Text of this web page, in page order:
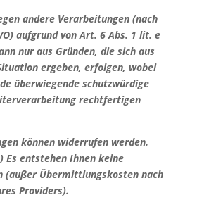
andere Verarbeitungen (nach
aufgrund von Art. 6 Abs. 1 lit. e
nur aus Gründen, die sich aus
ergeben, erfolgen, wobei
überwiegende schutzwürdige
rechtfertigen
können widerrufen werden.
Es entstehen Ihnen keine
(außer Übermittlungskosten nach
Providers).